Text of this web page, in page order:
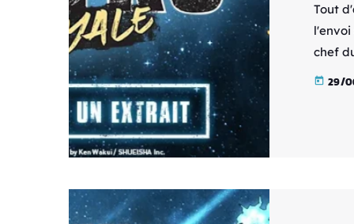
Tout
l'envoi
chef
today 29/